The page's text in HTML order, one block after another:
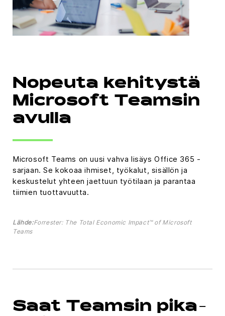
Nopeuta kehitystä
Microsoft Teamsin
avulla
Microsoft Teams on uusi vahva lisäys Office 365 -
sarjaan. Se kokoaa ihmiset, työkalut, sisällön ja
keskustelut yhteen jaettuun työtilaan ja parantaa
tiimien tuottavuutta.
Lähde:Forrester: The Total Economic Impact™ of Microsoft
Teams
Saat Teamsin pika-